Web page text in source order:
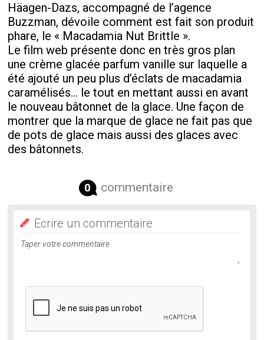
Häagen-Dazs, accompagné de l’agence
Buzzman, dévoile comment est fait son produit
phare, le « Macadamia Nut Brittle ».
Le film web présente donc en très gros plan
une crème glacée parfum vanille sur laquelle a
été ajouté un peu plus d’éclats de macadamia
caramélisés… le tout en mettant aussi en avant
le nouveau bâtonnet de la glace. Une façon de
montrer que la marque de glace ne fait pas que
de pots de glace mais aussi des glaces avec
des bâtonnets.
0 commentaire
Ecrire un commentaire